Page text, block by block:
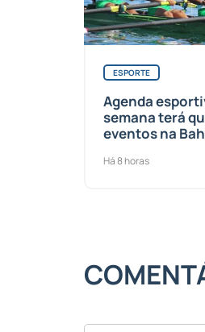
ESPORTE
Agenda
semana terá
eventos na
Há 8 horas